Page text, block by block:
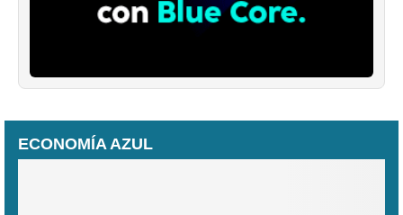
ECONOMÍA AZUL